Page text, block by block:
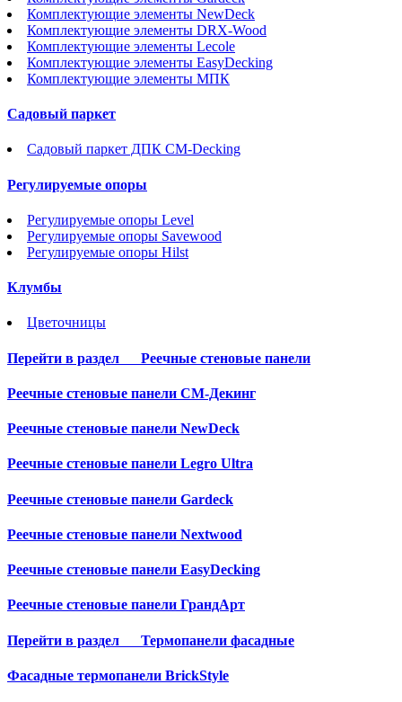
Комплектующие элементы NewDeck
Комплектующие элементы DRX-Wood
Комплектующие элементы Lecole
Комплектующие элементы EasyDecking
Комплектующие элементы МПК
Садовый паркет
Садовый паркет ДПК CM-Decking
Регулируемые опоры
Регулируемые опоры Level
Регулируемые опоры Savewood
Регулируемые опоры Hilst
Клумбы
Цветочницы
Перейти в раздел Реечные стеновые панели
Реечные стеновые панели СМ-Декинг
Реечные стеновые панели NewDeck
Реечные стеновые панели Legro Ultra
Реечные стеновые панели Gardeck
Реечные стеновые панели Nextwood
Реечные стеновые панели EasyDecking
Реечные стеновые панели ГрандАрт
Перейти в раздел Термопанели фасадные
Фасадные термопанели BrickStyle